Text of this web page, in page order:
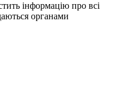
інформацію про всі
органами